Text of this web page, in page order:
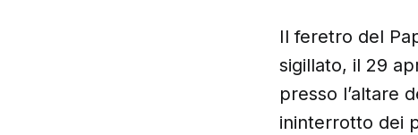
Il feretro del
sigillato, il 29
presso l’altare
ininterrotto dei